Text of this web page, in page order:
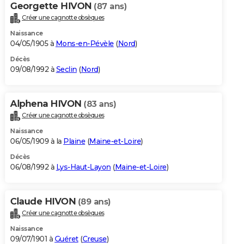
Georgette HIVON (87 ans)
Créer une cagnotte obsèques
Naissance
04/05/1905 à Mons-en-Pévèle (Nord)
Décès
09/08/1992 à Seclin (Nord)
Alphena HIVON (83 ans)
Créer une cagnotte obsèques
Naissance
06/05/1909 à la Plaine (Maine-et-Loire)
Décès
06/08/1992 à Lys-Haut-Layon (Maine-et-Loire)
Claude HIVON (89 ans)
Créer une cagnotte obsèques
Naissance
09/07/1901 à Guéret(Creuse)